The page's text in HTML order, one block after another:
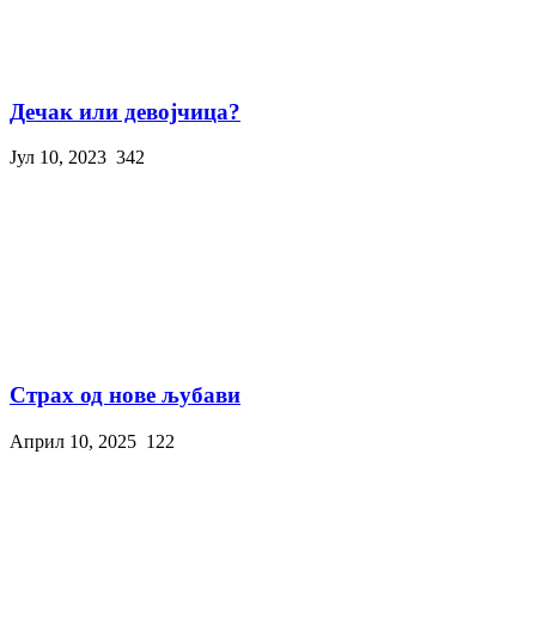
Дечак или девојчица?
Јул 10, 2023 342
Страх од нове љубави
Април 10, 2025 122